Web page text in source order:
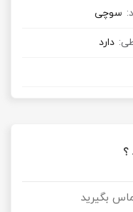
سوچی
دارد
؟
بگیرید